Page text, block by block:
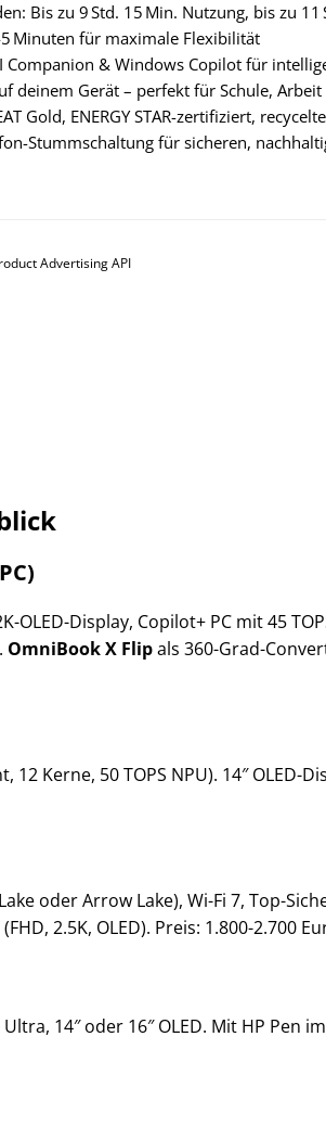
Bis zu 9 Std. 15 Min. Nutzung, bis zu
Minuten für maximale Flexibilität
Companion & Windows Copilot für
deinem Gerät – perfekt für Schule,
Gold, ENERGY STAR-zertifiziert,
Stummschaltung für sicheren,
Advertising API
OLED-Display, Copilot+ PC mit 45
OmniBook X Flipals 360-Grad-
12 Kerne, 50 TOPS NPU). 14″ OLED-
oder Arrow Lake), Wi-Fi 7, Top-
2.5K, OLED). Preis: 1.800-2.700
14″ oder 16″ OLED. Mit HP Pen